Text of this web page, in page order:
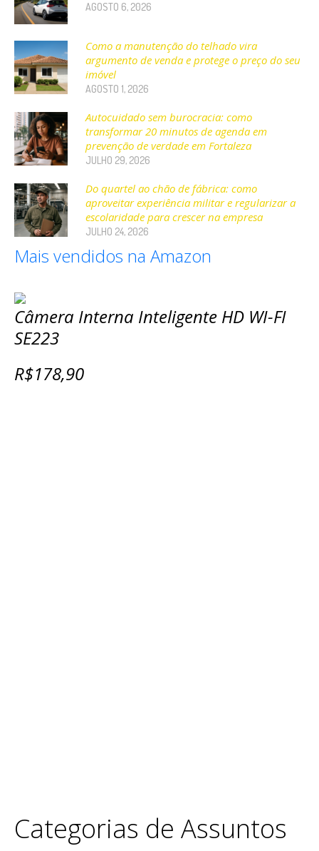
AGOSTO 6, 2026
Como a manutenção do telhado vira
argumento de venda e protege o preço do seu
imóvel
AGOSTO 1, 2026
Autocuidado sem burocracia: como
transformar 20 minutos de agenda em
prevenção de verdade em Fortaleza
JULHO 29, 2026
Do quartel ao chão de fábrica: como
aproveitar experiência militar e regularizar a
escolaridade para crescer na empresa
JULHO 24, 2026
Mais vendidos na Amazon
Câmera Interna Inteligente HD WI-FI
SE223
R$178,90
Categorias de Assuntos